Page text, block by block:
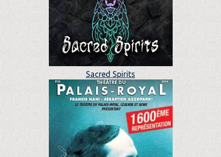
Sacred Spirits